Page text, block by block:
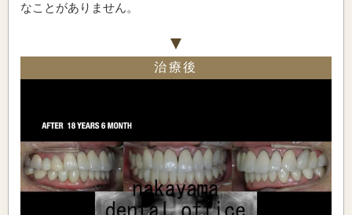
なことがありません。
治療後